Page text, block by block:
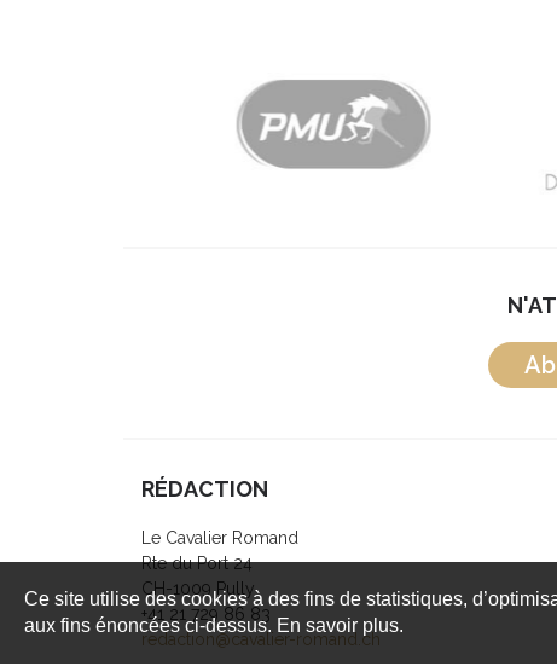
RÉDACTION
Le Cavalier Romand
Rte du Port 24
CH-1009 Pully
+41 21 729 86 83
redaction@cavalier-romand.ch
Ce site utilise des cookies à des fins de statistiques,
aux fins énoncées ci-dessus. En savoir plus.